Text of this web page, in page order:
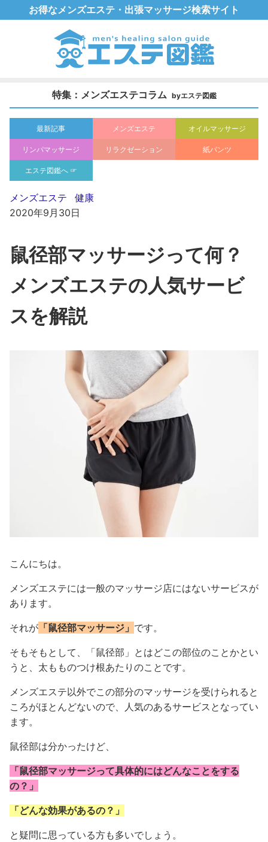
お得なメンズエステ・出張マッサージ検索サイト
特集：メンズエステコラム byエステ図鑑
最新記事 メンズエステ オイルマッサージ
リンパマッサージ リラクゼーション 紙パンツ
エステ図鑑へ ☞
メンズエステ
健康
2020年9月30日
鼠径部マッサージって何？
メンズエステの人気サービ
スを解説
こんにちは。
メンズエステには一般のマッサージ店にはないサービスが
あります。
それが 「鼠径部マッサージ」 です。
そもそもとして、「鼠径部」とはどこの部位のことかとい
うと、太もものつけ根あたりのことです。
メンズエステ以外でこの部分のマッサージを受けられると
ころがほとんどないので、人気のあるサービスとなってい
ます。
鼠径部は分かったけど、
「鼠径部マッサージって具体的にはどんなことをする
の？」
「どんな効果があるの？」
と疑問に思っている方も多いでしょう。